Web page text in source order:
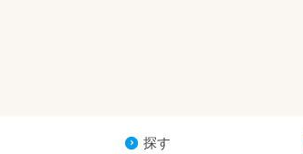
探す